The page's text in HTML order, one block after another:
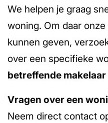
We helpen je graag
woning. Om daar
kunnen geven,
over een specifieke
betreffende
Vragen over een
Neem direct contact